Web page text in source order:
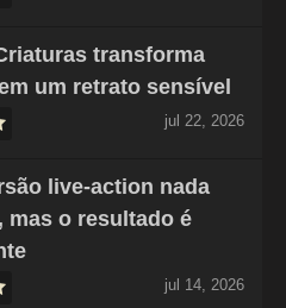
transforma
um retrato sensível
jul 22, 2026
live-action nada
mas o resultado é
jul 14, 2026